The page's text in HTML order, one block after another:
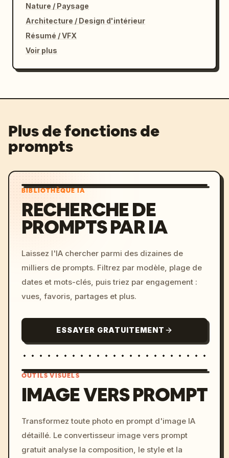
Nature / Paysage
Architecture / Design d'intérieur
Résumé / VFX
Voir plus
Plus de fonctions de
prompts
BIBLIOTHÈQUE IA
RECHERCHE DE
PROMPTS PAR IA
Laissez l'IA chercher parmi des dizaines de
milliers de prompts. Filtrez par modèle, plage de
dates et mots-clés, puis triez par engagement :
vues, favoris, partages et plus.
ESSAYER GRATUITEMENT
c, cyberpunk sunset, neon
colors, 8k --v 6.0
OUTILS VISUELS
IMAGE VERS PROMPT
Transformez toute photo en prompt d'image IA
détaillé. Le convertisseur image vers prompt
gratuit analyse la composition, le style et la